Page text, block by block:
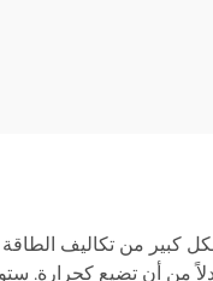
كبير من تكاليف
عمل منتج بدلاً من أن تضيع